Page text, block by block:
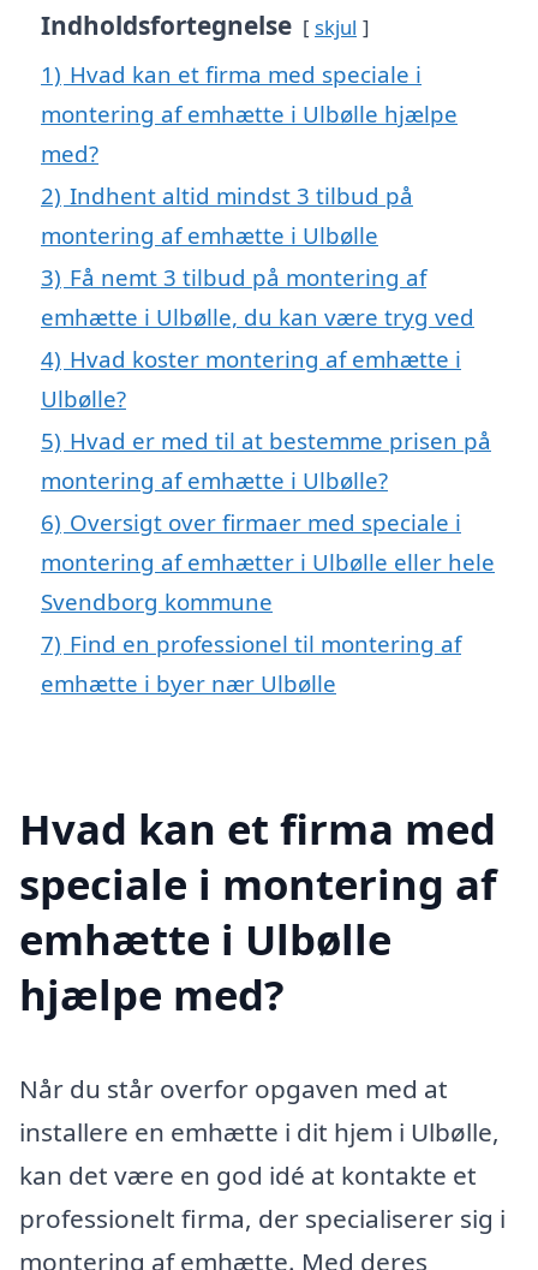
Indholdsfortegnelse skjul
1) Hvad kan et firma med speciale i
montering af emhætte i Ulbølle hjælpe
med?
2) Indhent altid mindst 3 tilbud på
montering af emhætte i Ulbølle
3) Få nemt 3 tilbud på montering af
emhætte i Ulbølle, du kan være tryg ved
4) Hvad koster montering af emhætte i
Ulbølle?
5) Hvad er med til at bestemme prisen på
montering af emhætte i Ulbølle?
6) Oversigt over firmaer med speciale i
montering af emhætter i Ulbølle eller hele
Svendborg kommune
7) Find en professionel til montering af
emhætte i byer nær Ulbølle
Hvad kan et firma med
speciale i montering af
emhætte i Ulbølle
hjælpe med?
Når du står overfor opgaven med at
installere en emhætte i dit hjem i Ulbølle,
kan det være en god idé at kontakte et
professionelt firma, der specialiserer sig i
montering af emhætte. Med deres